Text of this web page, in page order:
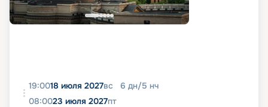
19:0018 июля 2027вс 6 дн/5 нч
08:0023 июля 2027пт